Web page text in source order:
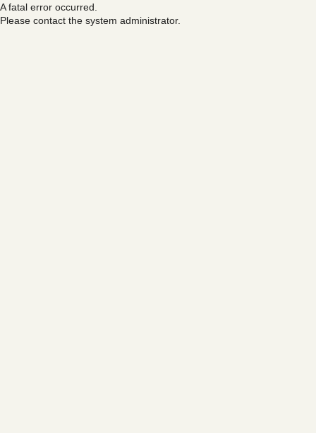
A fatal error occurred.
Please contact the system administrator.